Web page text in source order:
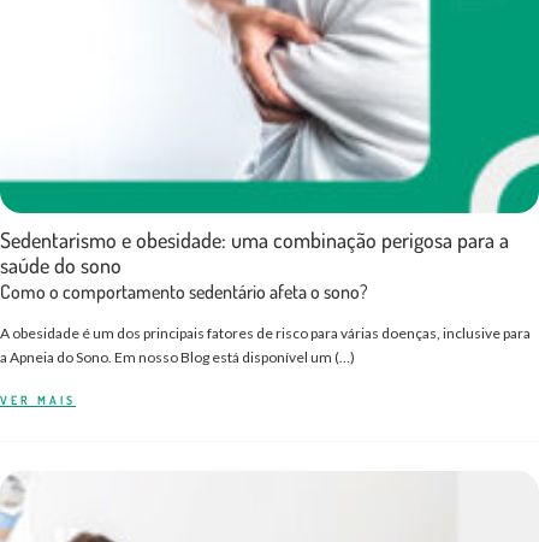
Sedentarismo e obesidade: uma combinação perigosa para a
saúde do sono
Como o comportamento sedentário afeta o sono?
A obesidade é um dos principais fatores de risco para várias doenças, inclusive para
a Apneia do Sono. Em nosso Blog está disponível um (…)
VER MAIS